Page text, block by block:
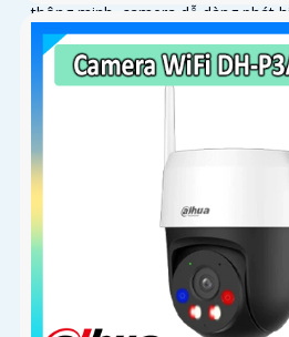
thông minh, camera dễ dàng phát
mục tiêu chuyển động